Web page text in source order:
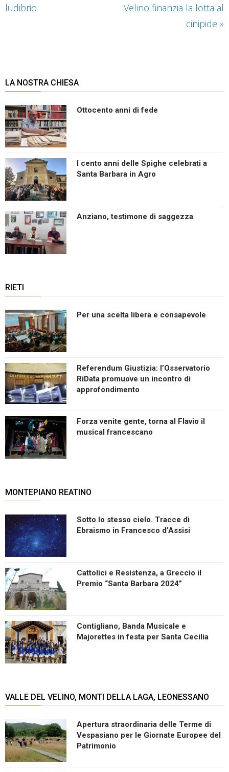
ludibrio
Velino finanzia la lotta al
cinipide »
LA NOSTRA CHIESA
Ottocento anni di fede
I cento anni delle Spighe celebrati a
Santa Barbara in Agro
Anziano, testimone di saggezza
RIETI
Per una scelta libera e consapevole
Referendum Giustizia: l’Osservatorio
RiData promuove un incontro di
approfondimento
Forza venite gente, torna al Flavio il
musical francescano
MONTEPIANO REATINO
Sotto lo stesso cielo. Tracce di
Ebraismo in Francesco d’Assisi
Cattolici e Resistenza, a Greccio il
Premio “Santa Barbara 2024”
Contigliano, Banda Musicale e
Majorettes in festa per Santa Cecilia
VALLE DEL VELINO, MONTI DELLA LAGA, LEONESSANO
Apertura straordinaria delle Terme di
Vespasiano per le Giornate Europee del
Patrimonio